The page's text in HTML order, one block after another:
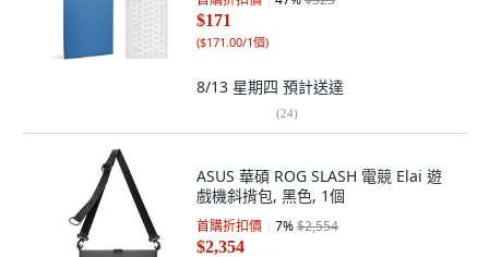
$171
($171.00/1個)
8/13 星期四 預計送達
(24)
ASUS 華碩 ROG SLASH 電競 Elai 遊
戲機斜揹包, 黑色, 1個
首購折扣價 7%$2,554
$2,354